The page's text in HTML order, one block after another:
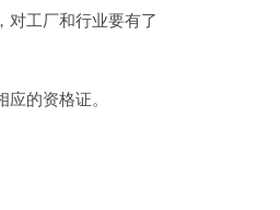
工厂和行业要有了
的资格证。